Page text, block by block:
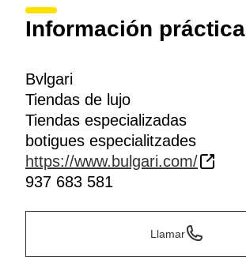
Información práctica
Bvlgari
Tiendas de lujo
Tiendas especializadas
botigues especialitzades
https://www.bulgari.com/
937 683 581
Llamar